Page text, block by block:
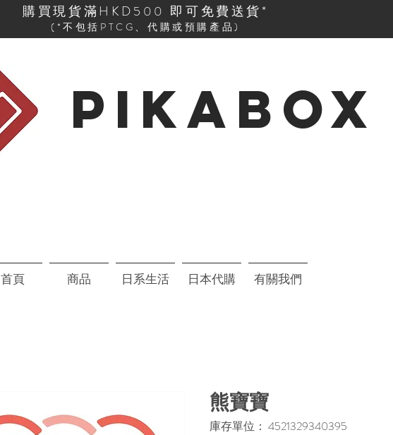
購買現貨滿HKD500 即可免費送貨*
(*不包括PTCG、代購或預購產品)
PIKABOX
首頁 商品 日系生活 日本代購 有關我們
熊寶寶
庫存單位： 4521329340395